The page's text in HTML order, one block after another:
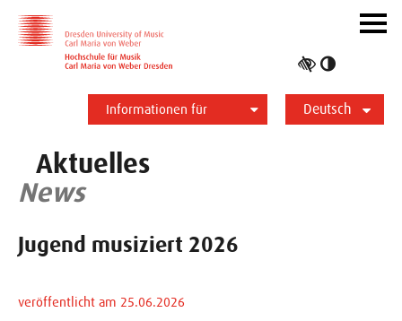
Informationen für
Deutsch
ein-/
Aktuelles
News
Jugend musiziert 2026
veröffentlicht am 25.06.2026